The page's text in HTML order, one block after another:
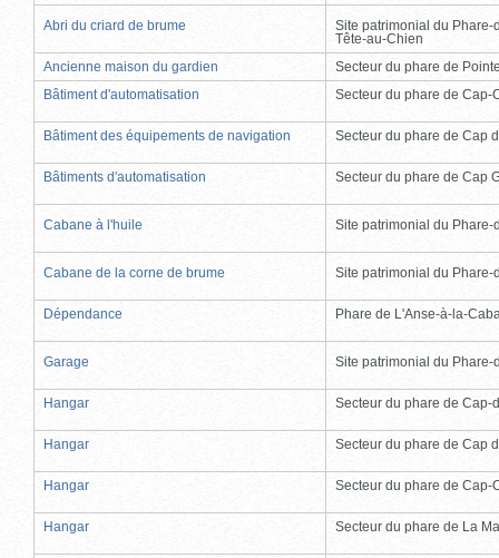
Abri du criard de brume
Site patrimonial du Phare-
Tête-au-Chien
Ancienne maison du gardien
Secteur du phare de
Bâtiment d'automatisation
Secteur du phare de Cap-
Bâtiment des équipements de navigation Secteur du phare de Cap
Bâtiments d'automatisation Secteur du phare de Cap
Cabane à l'huile Site patrimonial du Phare-
Cabane de la corne de brume Site patrimonial du Phare-
Dépendance Phare de L'Anse-à-la-
Garage Site patrimonial du Phare-
Hangar Secteur du phare de Cap-
Hangar Secteur du phare de Cap
Hangar Secteur du phare de Cap-
Hangar Secteur du phare de La